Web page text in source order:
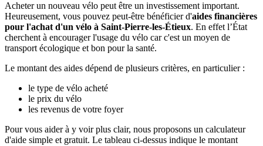
Acheter un nouveau vélo peut être un investissement important.
Heureusement, vous pouvez peut-être bénéficier d'aides financières
pour l'achat d'un vélo à Saint-Pierre-les-Étieux. En effet l’État
cherchent à encourager l'usage du vélo car c'est un moyen de
transport écologique et bon pour la santé.
Le montant des aides dépend de plusieurs critères, en particulier :
le type de vélo acheté
le prix du vélo
les revenus de votre foyer
Pour vous aider à y voir plus clair, nous proposons un calculateur
d'aide simple et gratuit. Le tableau ci-dessus indique le montant